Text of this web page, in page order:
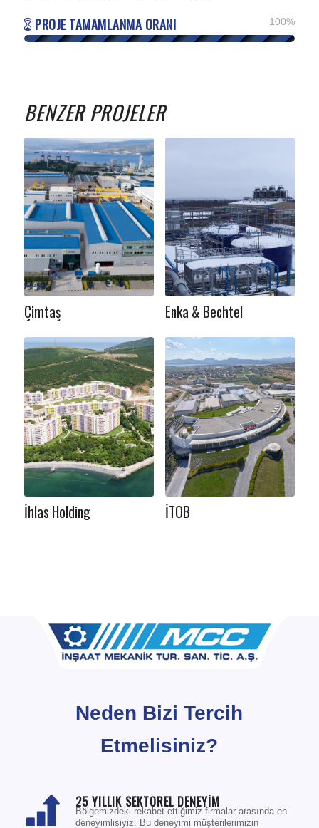
PROJE TAMAMLANMA ORANI 100%
BENZER PROJELER
Çimtaş Enka & Bechtel
İhlas Holding İTOB
Neden Bizi Tercih
Etmelisiniz?
25 YILLIK SEKTÖREL DENEYİM
Bölgemizdeki rekabet ettiğimiz firmalar arasında en
deneyimlisiyiz. Bu deneyimi müşterilerimizin